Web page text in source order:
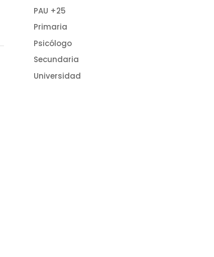
PAU +25
Primaria
Psicólogo
Secundaria
Universidad